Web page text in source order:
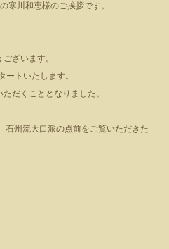
寒川和恵様のご挨拶です。
ざいます。
トいたします。
だくこととなりました。
石州流大口派の点前をご覧いただきた